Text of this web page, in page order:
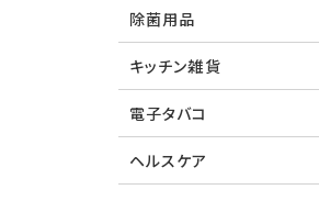
除菌用品
キッチン雑貨
電子タバコ
ヘルスケア